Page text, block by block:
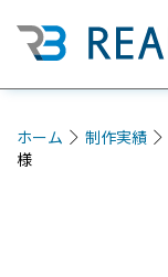
ホーム 制作実績
様